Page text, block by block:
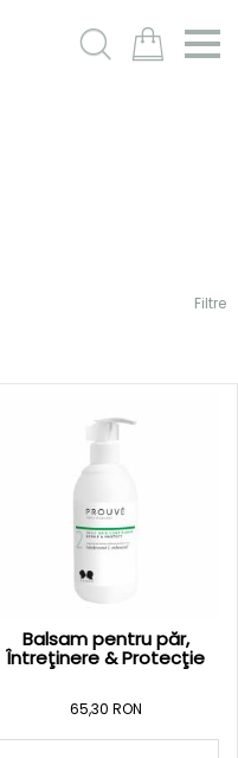
m
Filtre
Balsam pentru păr,
Întreţinere & Protecţie
65,30 RON